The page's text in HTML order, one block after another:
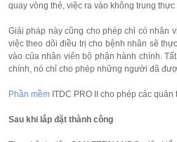
quay vòng thẻ, việc ra vào không trung
Giải pháp này cũng cho phép chỉ có nhân
việc theo dõi điều trị cho bệnh nhân sẽ
vào của nhân viên bộ phận hành chính.
chính, nó chỉ cho phép những người đã
Phần mềm ITDC PRO II cho phép các
Sau khi lắp đặt thành công